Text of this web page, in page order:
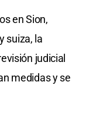
en Sion,
suiza, la
judicial
medidas y se